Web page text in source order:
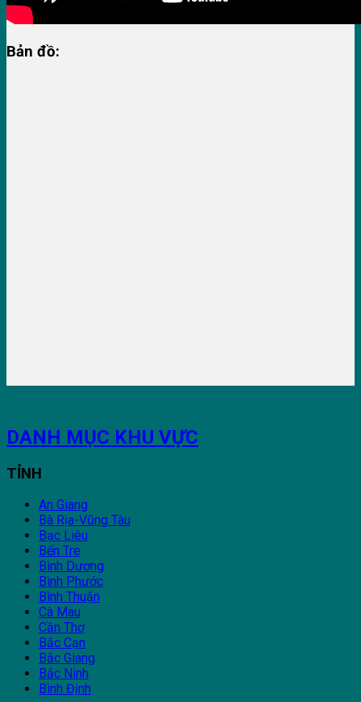
Bản đồ:
DANH MỤC KHU VỰC
TỈNH
An Giang
Bà Rịa-Vũng Tàu
Bạc Liêu
Bến Tre
Bình Dương
Bình Phước
Bình Thuận
Cà Mau
Cần Thơ
Bắc Cạn
Bắc Giang
Bắc Ninh
Bình Định